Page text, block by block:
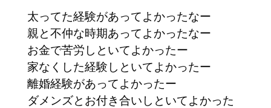
太ってた経験があってよかったなー
親と不仲な時期あってよかったなー
お金で苦労しといてよかったー
家なくした経験しといてよかったー
離婚経験があってよかったー
ダメンズとお付き合いしといてよかった